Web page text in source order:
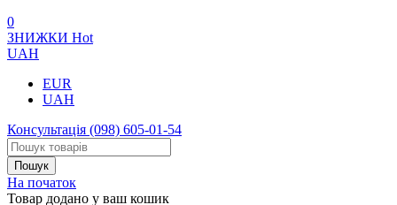
0
ЗНИЖКИ Hot
UAH
EUR
UAH
Консультація (098) 605-01-54
На початок
Товар додано у ваш кошик